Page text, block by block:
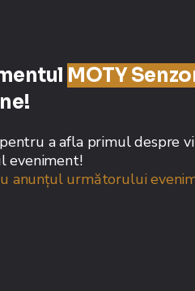
MOTY
pentru a afla primul despre
eveniment!
anunțul următorului